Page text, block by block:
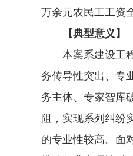
万余元农民工工资
【典型意义】
本案系建设工程
务传导性突出、专
务主体、专家智库
阻，实现系列纠纷
的专业性较高。面